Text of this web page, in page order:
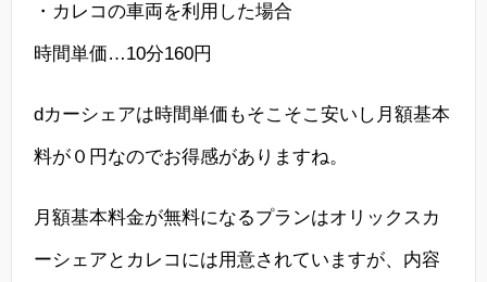
・カレコの車両を利用した場合
時間単価…10分160円
dカーシェアは時間単価もそこそこ安いし月額基本
料が０円なのでお得感がありますね。
月額基本料金が無料になるプランはオリックスカ
ーシェアとカレコには用意されていますが、内容